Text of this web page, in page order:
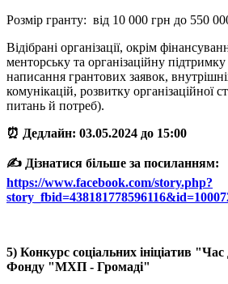
Розмір гранту: від 10 000 грн до 550
Відібрані організації, окрім
менторську та організаційну
написання грантових заявок,
комунікацій, розвитку організаційної
питань й потреб).
⏰ Дедлайн: 03.05.2024 до 15:00
✍️ Дізнатися більше за посиланням:
https://www.facebook.com/story.php?
5) Конкурс соціальних ініціатив
Фонду "МХП - Громаді"